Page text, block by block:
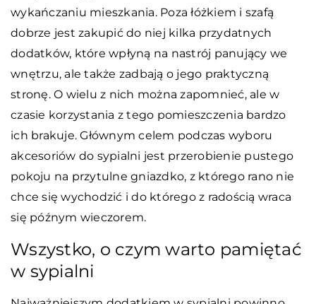
wykańczaniu mieszkania. Poza łóżkiem i szafą
dobrze jest zakupić do niej kilka przydatnych
dodatków, które wpłyną na nastrój panujący we
wnętrzu, ale także zadbają o jego praktyczną
stronę. O wielu z nich można zapomnieć, ale w
czasie korzystania z tego pomieszczenia bardzo
ich brakuje. Głównym celem podczas wyboru
akcesoriów do sypialni jest przerobienie pustego
pokoju na przytulne gniazdko, z którego rano nie
chce się wychodzić i do którego z radością wraca
się późnym wieczorem.
Wszystko, o czym warto pamiętać
w sypialni